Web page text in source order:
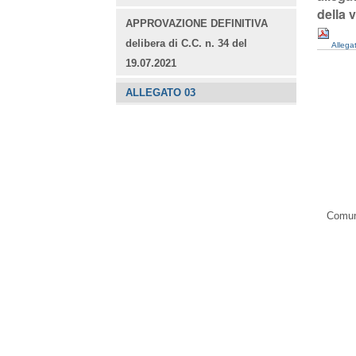
della
APPROVAZIONE DEFINITIVA
delibera di C.C. n. 34 del
19.07.2021
ALLEGATO 03